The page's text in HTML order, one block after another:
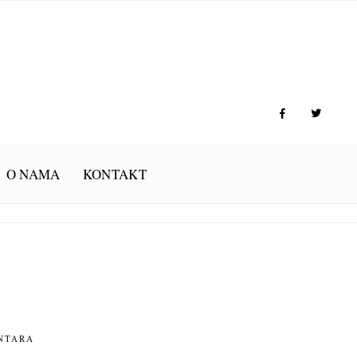
O NAMA KONTAKT